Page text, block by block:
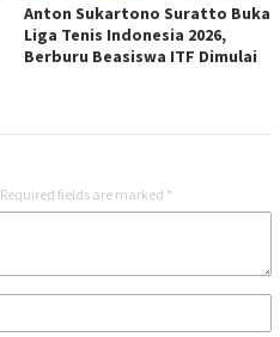
Anton Sukartono Suratto Buka
Liga Tenis Indonesia 2026,
Berburu Beasiswa ITF Dimulai
Required fields are marked *